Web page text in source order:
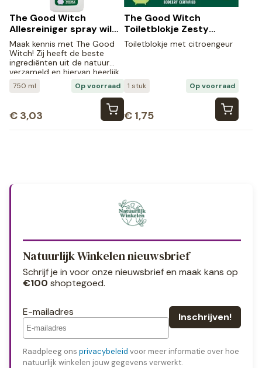
The Good Witch
Allesreiniger spray wilde
viooltjes (750 ml)
Maak kennis met The Good
Witch! Zij heeft de beste
ingrediënten uit de natuur
verzameld en hiervan heerlijk
ruikende, natuurlijke
schoonmaakmiddelen
750 ml Op voorraad
€ 3,03
The Good Witch
Toiletblokje Zesty
Lemon
Toiletblokje met citroengeur
1 stuk Op voorraad
€ 1,75
Natuurlijk Winkelen nieuwsbrief
Schrijf je in voor onze nieuwsbrief en maak kans op
€100 shoptegoed.
E-mailadres
Raadpleeg ons privacybeleid voor meer informatie over hoe
natuurlijk winkelen jouw gegevens verwerkt.